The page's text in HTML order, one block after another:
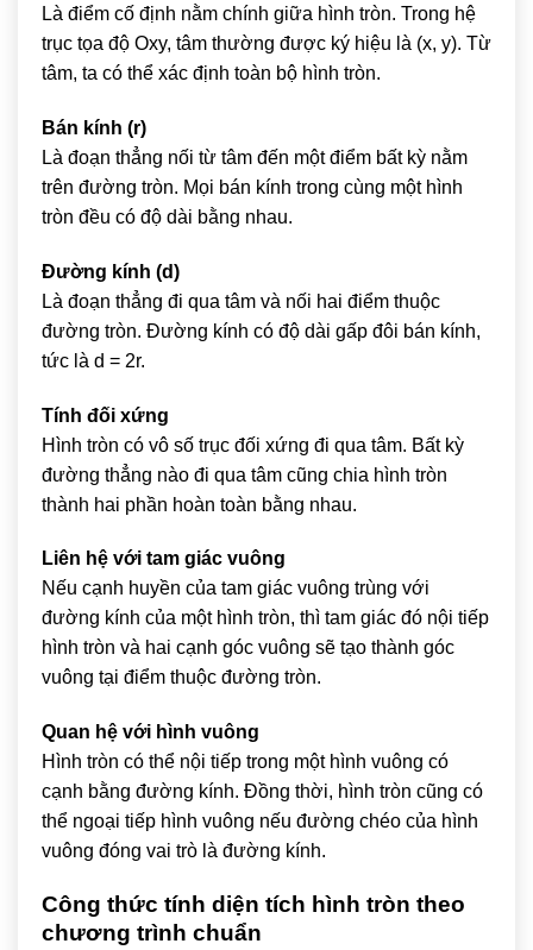
Là điểm cố định nằm chính giữa hình tròn. Trong hệ
trục tọa độ Oxy, tâm thường được ký hiệu là (x, y). Từ
tâm, ta có thể xác định toàn bộ hình tròn.
Bán kính (r)
Là đoạn thẳng nối từ tâm đến một điểm bất kỳ nằm
trên đường tròn. Mọi bán kính trong cùng một hình
tròn đều có độ dài bằng nhau.
Đường kính (d)
Là đoạn thẳng đi qua tâm và nối hai điểm thuộc
đường tròn. Đường kính có độ dài gấp đôi bán kính,
tức là d = 2r.
Tính đối xứng
Hình tròn có vô số trục đối xứng đi qua tâm. Bất kỳ
đường thẳng nào đi qua tâm cũng chia hình tròn
thành hai phần hoàn toàn bằng nhau.
Liên hệ với tam giác vuông
Nếu cạnh huyền của tam giác vuông trùng với
đường kính của một hình tròn, thì tam giác đó nội tiếp
hình tròn và hai cạnh góc vuông sẽ tạo thành góc
vuông tại điểm thuộc đường tròn.
Quan hệ với hình vuông
Hình tròn có thể nội tiếp trong một hình vuông có
cạnh bằng đường kính. Đồng thời, hình tròn cũng có
thể ngoại tiếp hình vuông nếu đường chéo của hình
vuông đóng vai trò là đường kính.
Công thức tính diện tích hình tròn theo
chương trình chuẩn